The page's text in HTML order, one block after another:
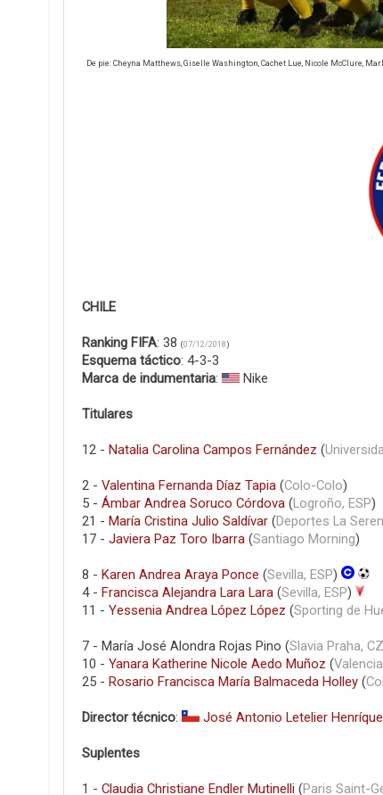
De pie: Cheyna Matthews, Giselle Washington, Cachet Lue, Nicole McClure,
CHILE
Ranking FIFA: 38 (07/12/2018 )
Esquema táctico: 4-3-3
Marca de indumentaria: Nike
Titulares
12 - Natalia Carolina Campos Fernández (
2 - Valentina Fernanda Díaz Tapia(Colo-Colo)
5 - Ámbar Andrea Soruco Córdova(Logroño, ESP)
21 - María Cristina Julio Saldívar(Deportes La
17 - Javiera Paz Toro Ibarra(Santiago Morning)
8 - Karen Andrea Araya Ponce (Sevilla, ESP)
4 - Francisca Alejandra Lara Lara(Sevilla, ESP)
11 - Yessenia Andrea López López (Sporting de
7 - María José Alondra Rojas Pino (Slavia Praha,
10 - Yanara Katherine Nicole Aedo Muñoz (
25 - Rosario Francisca María Balmaceda Holley(
Director técnico: José Antonio Letelier
Suplentes
1 - Claudia Christiane Endler Mutinelli (Paris Saint-